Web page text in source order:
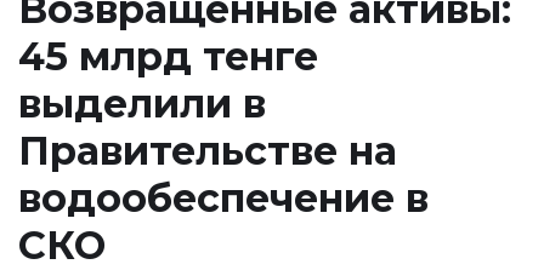
45 млрд тенге
выделили в
Правительстве на
водообеспечение в
СКО